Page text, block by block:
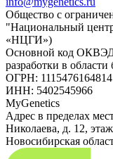
Общество с
"Национальный
«НЦГИ»)
Основной код
разработки в
ОГРН: 1115476164814
ИНН: 5402545966
MyGenetics
Адрес в пределах
Николаева, д. 12,
Новосибирская